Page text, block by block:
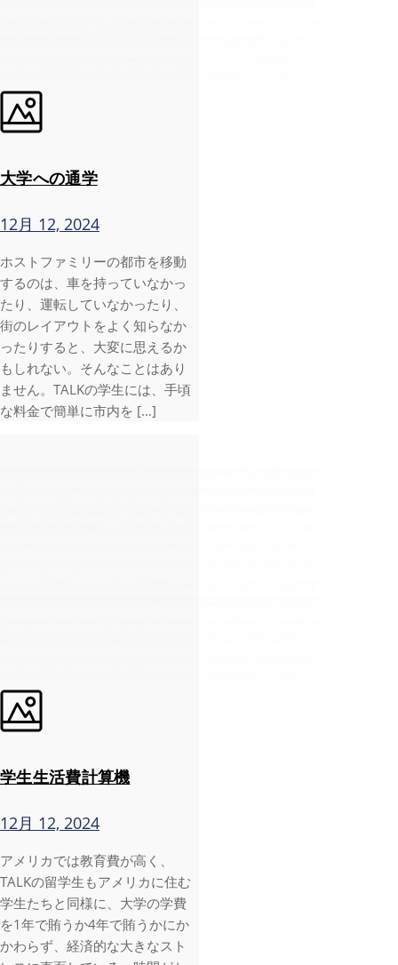
大学への通学
12月 12, 2024
ホストファミリーの都市を移動
するのは、車を持っていなかっ
たり、運転していなかったり、
街のレイアウトをよく知らなか
ったりすると、大変に思えるか
もしれない。そんなことはあり
ません。TALKの学生には、手頃
な料金で簡単に市内を […]
学生生活費計算機
12月 12, 2024
アメリカでは教育費が高く、
TALKの留学生もアメリカに住む
学生たちと同様に、大学の学費
を1年で賄うか4年で賄うかにか
かわらず、経済的な大きなスト